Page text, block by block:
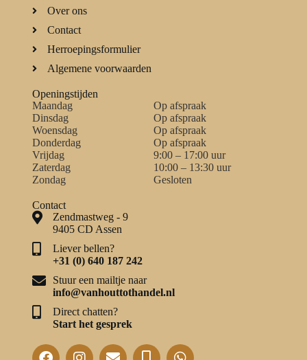
Over ons
Contact
Herroepingsformulier
Algemene voorwaarden
Openingstijden
Maandag
Dinsdag
Woensdag
Donderdag
Vrijdag
Zaterdag
Zondag
Op afspraak
Op afspraak
Op afspraak
Op afspraak
9:00 – 17:00 uur
10:00 – 13:30 uur
Gesloten
Contact
Zendmastweg - 9
9405 CD Assen
Liever bellen?
+31 (0) 640 187 242
Stuur een mailtje naar
info@vanhouttothandel.nl
Direct chatten?
Start het gesprek